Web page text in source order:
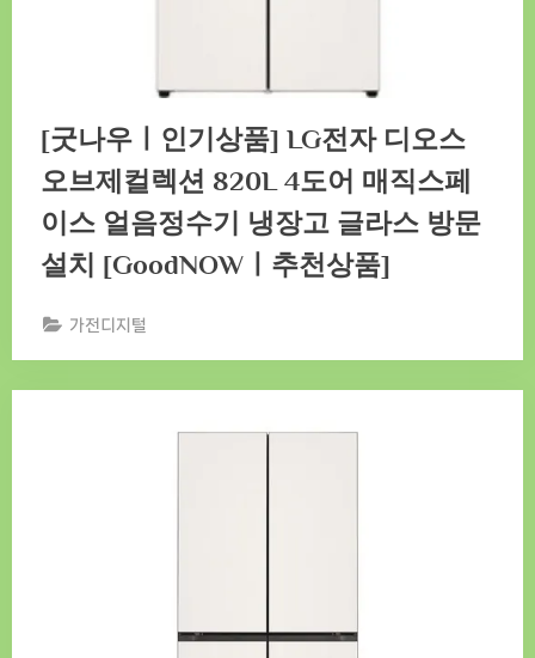
[굿나우ㅣ인기상품] LG전자 디오스
오브제컬렉션 820L 4도어 매직스페
이스 얼음정수기 냉장고 글라스 방문
설치 [GoodNOWㅣ추천상품]
가전디지털